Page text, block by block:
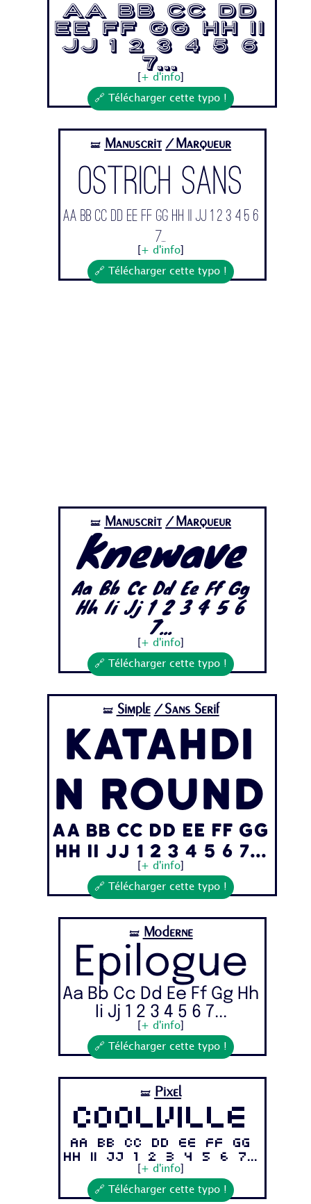
Aa Bb Cc Dd
Ee Ff Gg Hh Ii
Jj 1 2 3 4 5 6
7...
+ d'info
🔗 Télécharger cette typo !
🝛 Manuscrit /Marqueur
Ostrich Sans
Aa Bb Cc Dd Ee Ff Gg Hh Ii Jj 1 2 3 4 5 6
7...
+ d'info
🔗 Télécharger cette typo !
🝛 Manuscrit /Marqueur
Knewave
Aa Bb Cc Dd Ee Ff Gg
Hh Ii Jj 1 2 3 4 5 6
7...
+ d'info
🔗 Télécharger cette typo !
🝛 Simple /Sans Serif
Katahdi
n Round
Aa Bb Cc Dd Ee Ff Gg
Hh Ii Jj 1 2 3 4 5 6 7...
+ d'info
🔗 Télécharger cette typo !
🝛 Moderne
Epilogue
Aa Bb Cc Dd Ee Ff Gg Hh
Ii Jj 1 2 3 4 5 6 7...
+ d'info
🔗 Télécharger cette typo !
🝛 Pixel
Coolville
Aa Bb Cc Dd Ee Ff Gg
Hh Ii Jj 1 2 3 4 5 6 7...
+ d'info
🔗 Télécharger cette typo !